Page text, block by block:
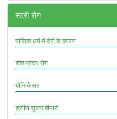
स्त्री रोग
मासिक धर्म में देरी के कारण
श्वेत प्रदर रोग
योनि कैंसर
श्रोणि सूजन बीमारी